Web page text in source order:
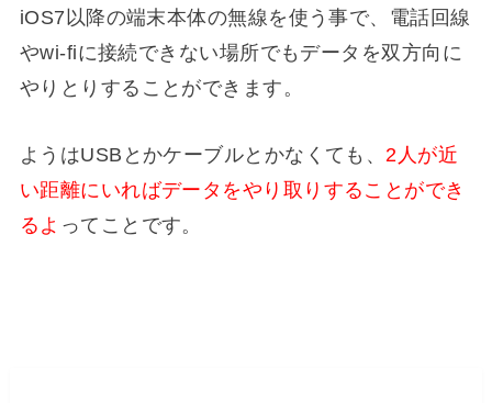
iOS7以降の端末本体の無線を使う事で、電話回線
やwi-fiに接続できない場所でもデータを双方向に
やりとりすることができます。
ようはUSBとかケーブルとかなくても、 2人が近
い距離にいればデータをやり取りすることができ
るよ ってことです。